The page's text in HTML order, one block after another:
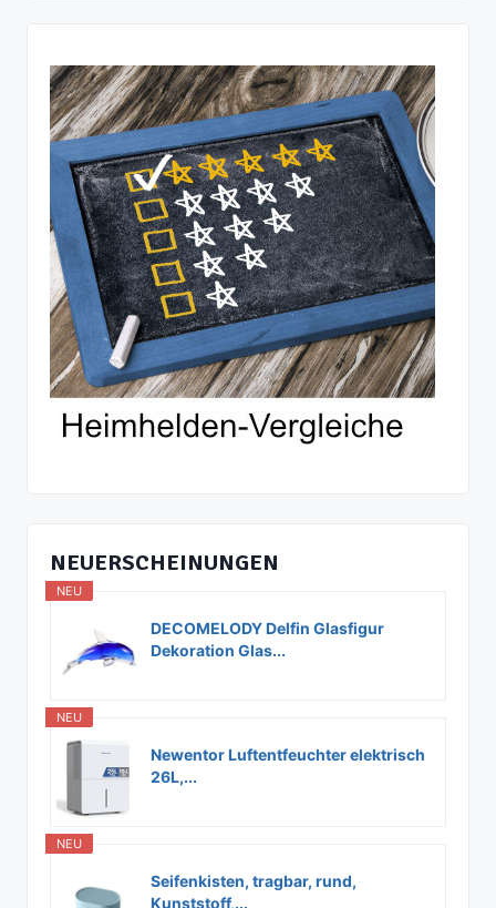
NEUERSCHEINUNGEN
NEU
DECOMELODY Delfin Glasfigur
Dekoration Glas...
NEU
Newentor Luftentfeuchter elektrisch
26L,...
NEU
Seifenkisten, tragbar, rund,
Kunststoff,...